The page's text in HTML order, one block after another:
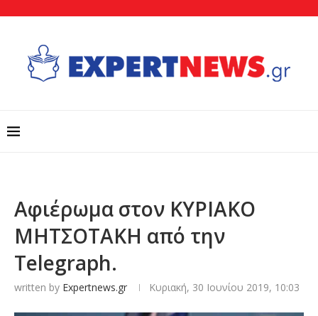
Aφιέρωμα στον ΚΥΡΙΑΚΟ
ΜΗΤΣΟΤΑΚΗ από την
Telegraph.
written by Expertnews.gr Κυριακή, 30 Ιουνίου 2019, 10:03